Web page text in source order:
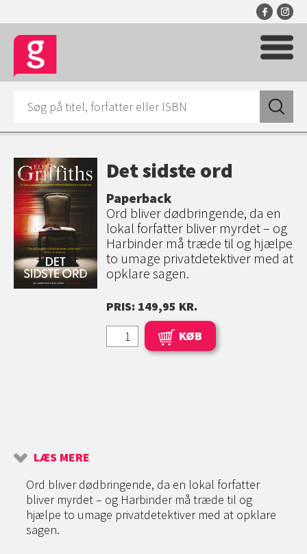
Det sidste ord
Paperback
Ord bliver dødbringende, da en
lokal forfatter bliver myrdet – og
Harbinder må træde til og hjælpe
to umage privatdetektiver med at
opklare sagen.
PRIS: 149,95 KR.
KØB
LÆS MERE
Ord bliver dødbringende, da en lokal forfatter
bliver myrdet – og Harbinder må træde til og
hjælpe to umage privatdetektiver med at opklare
sagen.